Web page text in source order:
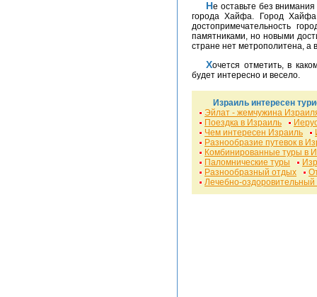
Не оставьте без внимания Средиземное море, которое находится в районе
города Хайфа. Город
достопримечательность
памятниками, но новыми
стране нет метрополитена, а
Хочется отметить, в
будет интересно и весело.
Израиль интересен
Эйлат - жемчужина
Поездка в Израиль
Чем интересен Израиль
Разнообразие путевок в
Комбинированные туры в
Паломнические туры
Разнообразный отдых
Лечебно-